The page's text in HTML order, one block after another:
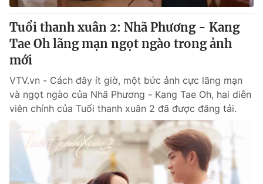
Góc doanh nghiệp
Truyền hình
Phim VTV
Hậu trường
Nhân vật
Khán giả
Giải sao mai
Giải trí
Âm nhạc
Đời sống
Du lịch
Làm đẹp
Chất lượng cuộc sống
Giáo dục
Tuyển sinh
Học trực tuyến
Công nghệ
Hitech Công nghệ tương lai
Tuổi thanh xuân 2: Nhã Phương - Kang
Tae Oh lãng mạn ngọt ngào trong ảnh
mới
VTV.vn - Cách đây ít giờ, một bức ảnh cực lãng mạn
và ngọt ngào của Nhã Phương - Kang Tae Oh, hai diễn
viên chính của Tuổi thanh xuân 2 đã được đăng tải.